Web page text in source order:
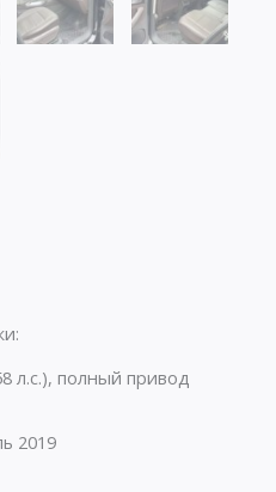
л.с.), полный привод
2019